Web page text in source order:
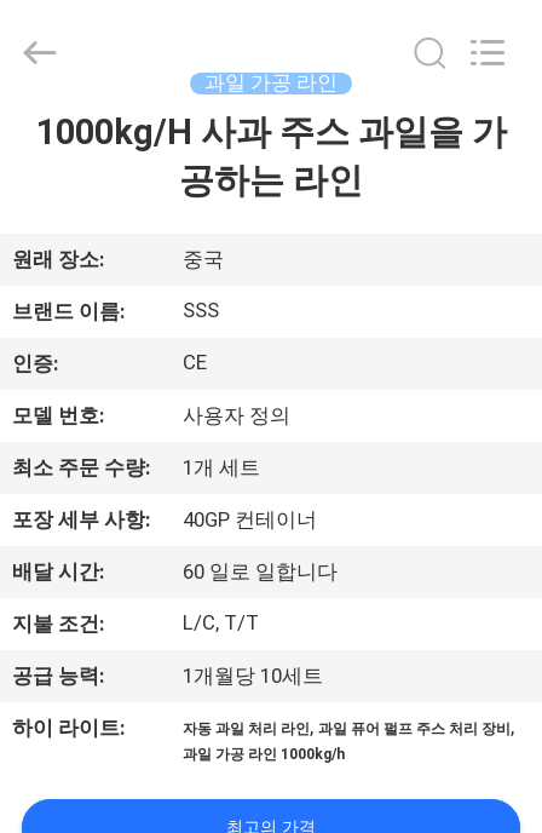
품
비
디
우
리
에
관
한
과일 가공 라인
1000kg/H 사과 주스 과일을 가
공하는 라인
원래 장소: 중국
브랜드 이름: SSS
인증: CE
모델 번호: 사용자 정의
최소 주문 수량: 1개 세트
포장 세부 사항: 40GP 컨테이너
배달 시간: 60 일로 일합니다
지불 조건: L/C, T/T
공급 능력: 1개월당 10세트
하이 라이트: 자동 과일 처리 라인,과일 퓨어 펄프 주스 처리 장비 ,
과일 가공 라인 1000kg/h
최고의 가격